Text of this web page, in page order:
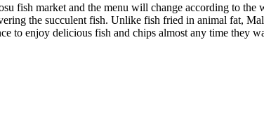
fish market and the menu will change according to
the succulent fish. Unlike fish fried in animal fat,
to enjoy delicious fish and chips almost any time they